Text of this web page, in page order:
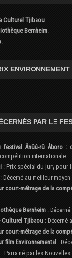
Culturel Tjibaou.
Bernheim.
.
ENVIRONNEMENT
PAR LE
festival Ânûû-rû Âboro :
internationale.
: Prix spécial du jury pour
Décerné au meilleur
court-métrage de la
Bernheim :
Culturel Tjibaou : Décerné
court-métrage de la
film Environnemental :
: Parrainé par les Nouvelles